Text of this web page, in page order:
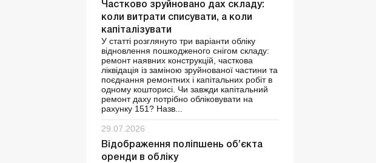
Частково зруйновано дах складу:
коли витрати списувати, а коли
капіталізувати
У статті розглянуто три варіанти обліку
відновлення пошкодженого снігом складу:
ремонт наявних конструкцій, часткова
ліквідація із заміною зруйнованої частини та
поєднання ремонтних і капітальних робіт в
одному кошторисі. Чи завжди капітальний
ремонт даху потрібно обліковувати на
рахунку 151? Назв...
29.07.2026
Відображення поліпшень об’єкта
оренди в обліку